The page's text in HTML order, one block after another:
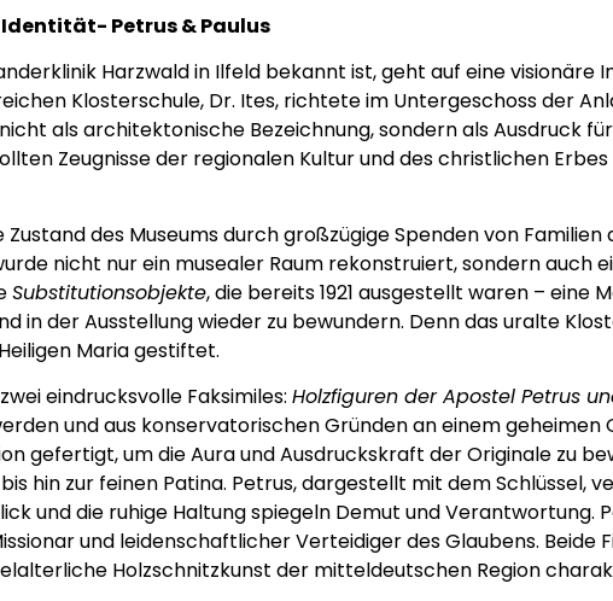
Identität- Petrus & Paulus
Harzwald in Ilfeld bekannt ist, geht auf eine visionäre
Klosterschule, Dr. Ites, richtete im Untergeschoss der
als architektonische Bezeichnung, sondern als Ausdruck
Zeugnisse der regionalen Kultur und des christlichen
des Museums durch großzügige Spenden von
nicht nur ein musealer Raum rekonstruiert, sondern auch
Substitutionsobjekte, die bereits 1921 ausgestellt waren – eine
in der Ausstellung wieder zu bewundern. Denn das uralte
Maria gestiftet.
eindrucksvolle Faksimiles: Holzfiguren der Apostel Petrus
und aus konservatorischen Gründen an einem geheimen
gefertigt, um die Aura und Ausdruckskraft der Originale zu
hin zur feinen Patina. Petrus, dargestellt mit dem Schlüssel,
und die ruhige Haltung spiegeln Demut und Verantwortung.
und leidenschaftlicher Verteidiger des Glaubens. Beide
Holzschnitzkunst der mitteldeutschen Region